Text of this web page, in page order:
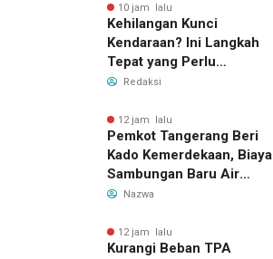
10 jam lalu
Kehilangan Kunci
Kendaraan? Ini Langkah
Tepat yang Perlu
Dilakukan
Redaksi
12 jam lalu
Pemkot Tangerang Beri
Kado Kemerdekaan, Biaya
Sambungan Baru Air
Bersih Dipangkas Jadi
Nazwa
12 jam lalu
Kurangi Beban TPA